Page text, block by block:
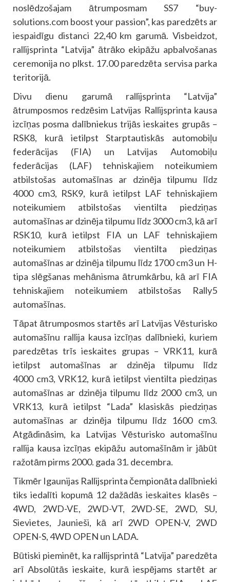
noslēdzošajam ātrumposmam SS7 “buy-
solutions.com boost your passion”, kas paredzēts ar
iespaidīgu distanci 22,40 km garumā. Visbeidzot,
rallijsprinta “Latvija” ātrāko ekipāžu apbalvošanas
ceremonija no plkst. 17.00 paredzēta servisa parka
teritorijā.
Divu dienu garumā rallijsprinta “Latvija”
ātrumposmos redzēsim Latvijas Rallijsprinta kausa
izcīņas posma dalībniekus trijās ieskaites grupās –
RSK8, kurā ietilpst Starptautiskās automobiļu
federācijas (FIA) un Latvijas Automobiļu
federācijas (LAF) tehniskajiem noteikumiem
atbilstošas automašīnas ar dzinēja tilpumu līdz
4000 cm3, RSK9, kurā ietilpst LAF tehniskajiem
noteikumiem atbilstošas vientilta piedziņas
automašīnas ar dzinēja tilpumu līdz 3000 cm3, kā arī
RSK10, kurā ietilpst FIA un LAF tehniskajiem
noteikumiem atbilstošas vientilta piedziņas
automašīnas ar dzinēja tilpumu līdz 1700 cm3 un H-
tipa slēgšanas mehānisma ātrumkārbu, kā arī FIA
tehniskajiem noteikumiem atbilstošas Rally5
automašīnas.
Tāpat ātrumposmos startēs arī Latvijas Vēsturisko
automašīnu rallija kausa izcīņas dalībnieki, kuriem
paredzētas trīs ieskaites grupas – VRK11, kurā
ietilpst automašīnas ar dzinēja tilpumu līdz
4000 cm3, VRK12, kurā ietilpst vientilta piedziņas
automašīnas ar dzinēja tilpumu līdz 2000 cm3, un
VRK13, kurā ietilpst “Lada” klasiskās piedziņas
automašīnas ar dzinēja tilpumu līdz 1600 cm3.
Atgādināsim, ka Latvijas Vēsturisko automašīnu
rallija kausa izcīņas ekipāžu automašīnām ir jābūt
ražotām pirms 2000. gada 31. decembra.
Tikmēr Igaunijas Rallijsprinta čempionāta dalībnieki
tiks iedalīti kopumā 12 dažādās ieskaites klasēs –
4WD, 2WD-VE, 2WD-VT, 2WD-SE, 2WD, SU,
Sievietes, Jaunieši, kā arī 2WD OPEN-V, 2WD
OPEN-S, 4WD OPEN un LADA.
Būtiski pieminēt, ka rallijsprintā “Latvija” paredzēta
arī Absolūtās ieskaite, kurā iespējams startēt ar